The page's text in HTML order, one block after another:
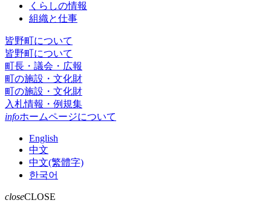
くらしの情報
組織と仕事
皆野町について
皆野町について
町長・議会・広報
町の施設・文化財
町の施設・文化財
入札情報・例規集
infoホームページについて
English
中文
中文(繁體字)
한국어
closeCLOSE